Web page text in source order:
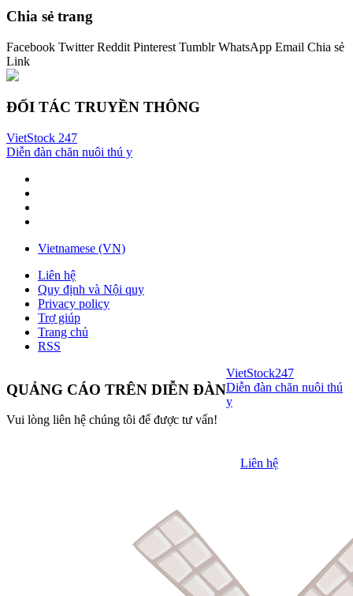
Chia sẻ trang
Facebook Twitter Reddit Pinterest Tumblr WhatsApp Email Chia sẻ
Link
ĐỐI TÁC TRUYỀN THÔNG
VietStock 247
Diễn đàn chăn nuôi thú y
Vietnamese (VN)
Liên hệ
Quy định và Nội quy
Privacy policy
Trợ giúp
Trang chủ
RSS
QUẢNG CÁO TRÊN DIỄN ĐÀN
Vui lòng liên hệ chúng tôi để được tư vấn!
Liên hệ
VietStock247
Diễn đàn chăn nuôi thú
y